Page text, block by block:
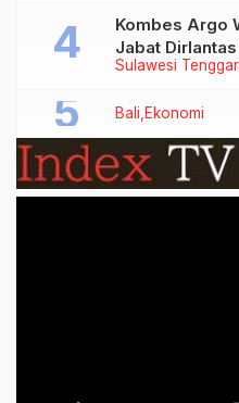
Sulawesi
Kombes Argo
Jabat
Bali Ekonomi